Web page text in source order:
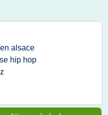
alsace
hip hop